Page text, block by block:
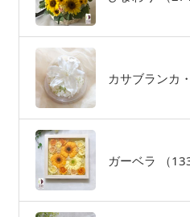
カサブランカ
ガーベラ （